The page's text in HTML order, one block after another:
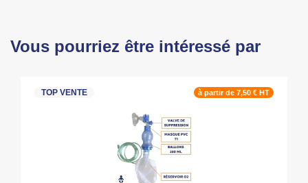
Vous pourriez être intéressé par
TOP VENTE à partir de 7,50 € HT